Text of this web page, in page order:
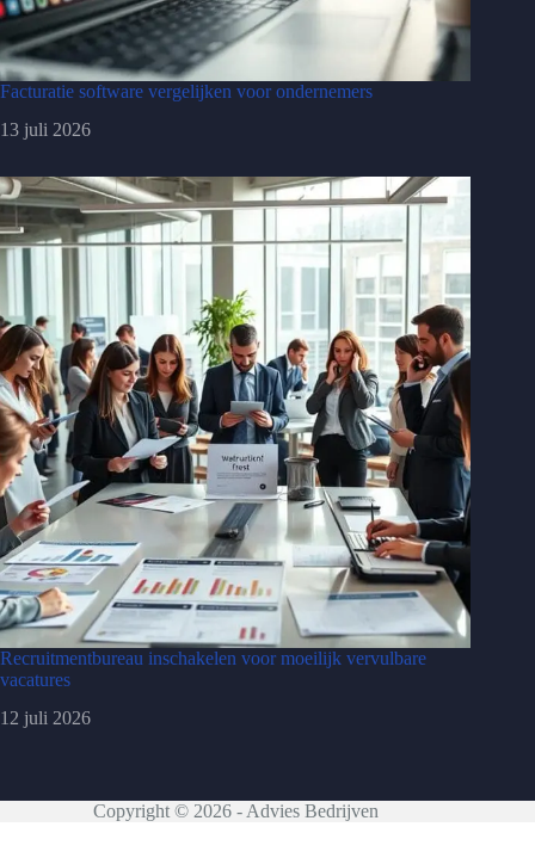
Facturatie software vergelijken voor ondernemers
13 juli 2026
Recruitmentbureau inschakelen voor moeilijk vervulbare
vacatures
12 juli 2026
Copyright © 2026 - Advies Bedrijven